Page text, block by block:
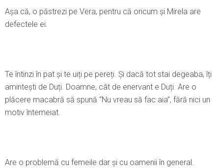
Așa că, o păstrezi pe Vera, pentru că oricum și Mirela are
defectele ei.
Te întinzi în pat și te uiți pe pereți. Şi dacă tot stai degeaba, îți
amintești de Duți. Doamne, cât de enervant e Duți. Are o
plăcere macabră să spună “Nu vreau să fac aia”, fără nici un
motiv întemeiat.
Are o problemă cu femeile dar și cu oamenii în general.